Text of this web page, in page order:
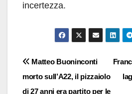
incertezza.
Navigazione
articoli
Matteo Buoninconti
morto sull’A22, il pizzaiolo
di 27 anni era partito per le